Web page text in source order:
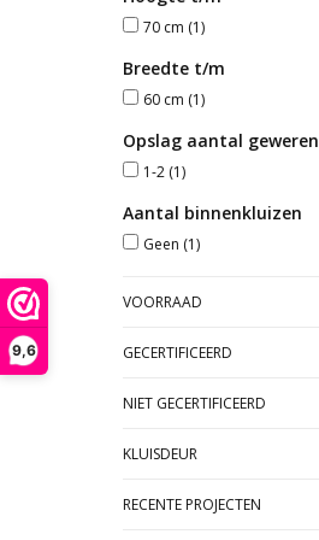
9,6
70 cm (1)
Breedte t/m
60 cm (1)
Opslag aantal geweren
1-2 (1)
Aantal binnenkluizen
Geen (1)
VOORRAAD
GECERTIFICEERD
NIET GECERTIFICEERD
KLUISDEUR
RECENTE PROJECTEN